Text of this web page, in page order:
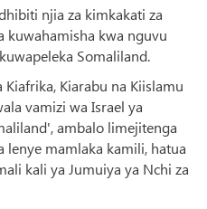
njia za kimkakati za
kuwahamisha kwa nguvu
Somaliland.
Kiarabu na Kiislamu
vamizi wa Israel ya
ambalo limejitenga
lenye mamlaka kamili, hatua
kali ya Jumuiya ya Nchi za